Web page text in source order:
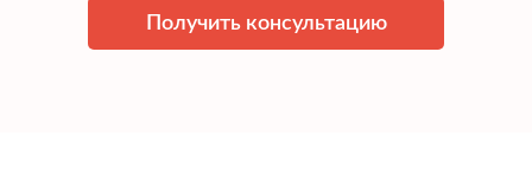
Получить консультацию